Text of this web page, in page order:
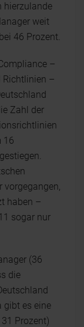
hierzulande
weit
46 Prozent.
–
Richtlinien –
Zahl der
16
vorgegangen,
haben –
sogar nur
(36
die
gibt es eine
Prozent)